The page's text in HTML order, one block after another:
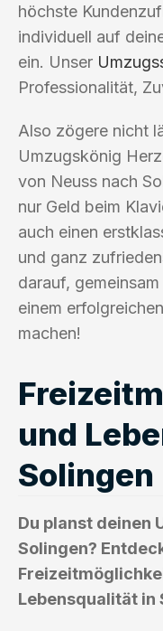
höchste
individuell auf
ein. Unser
Professionalität,
Also zögere nicht
Umzugskönig
von Neuss nach
nur Geld beim
auch einen
und ganz
darauf,
einem
machen!
und
Solingen
Du planst deinen
Solingen?
Lebensqualität in